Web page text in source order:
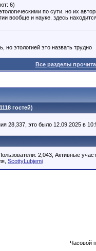
6)
по сути. но их
вообще и науке. здесь
но этологией это назвать трудно
Все разделы
гостей)
28,337, это было 12.09.2025 в
2,043, Активные
ScottyLubjemi
Часовой